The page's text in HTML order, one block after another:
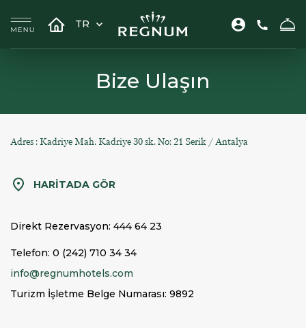
TR
Bize Ulaşın
Adres : Kadriye Mah. Kadriye 30 sk. No: 21 Serik / Antalya
HARİTADA GÖR
Direkt Rezervasyon: 444 64 23
Telefon: 0 (242) 710 34 34
info@regnumhotels.com
Turizm İşletme Belge Numarası: 9892